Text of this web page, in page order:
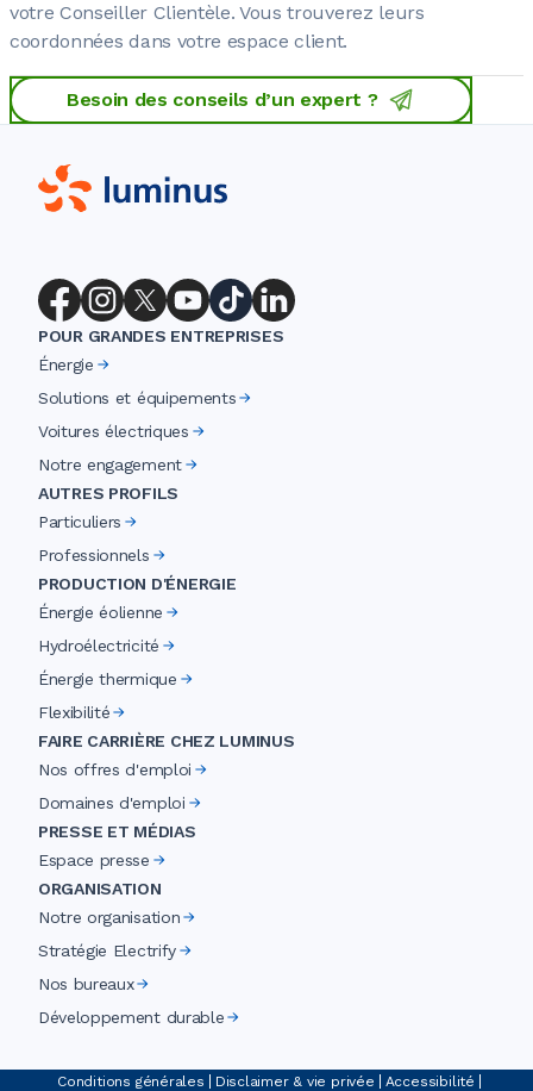
votre Conseiller Clientèle. Vous trouverez leurs
coordonnées dans votre espace client.
Besoin des conseils d’un expert ?
POUR GRANDES ENTREPRISES
Énergie
Solutions et équipements
Voitures électriques
Notre engagement
AUTRES PROFILS
Particuliers
Professionnels
PRODUCTION D'ÉNERGIE
Énergie éolienne
Hydroélectricité
Énergie thermique
Flexibilité
FAIRE CARRIÈRE CHEZ LUMINUS
Nos offres d'emploi
Domaines d'emploi
PRESSE ET MÉDIAS
Espace presse
ORGANISATION
Notre organisation
Stratégie Electrify
Nos bureaux
Développement durable
Conditions générales Disclaimer & vie privée Accessibilité